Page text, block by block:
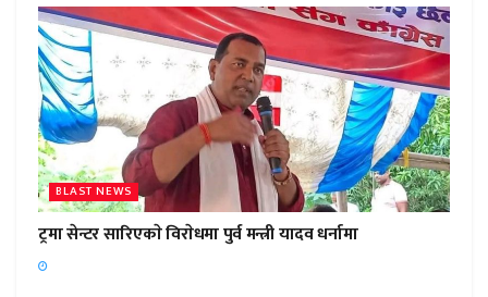
BLAST NEWS
ट्रमा सेन्टर सारिएकाे विराेधमा पुर्व मन्त्री यादव धर्नामा